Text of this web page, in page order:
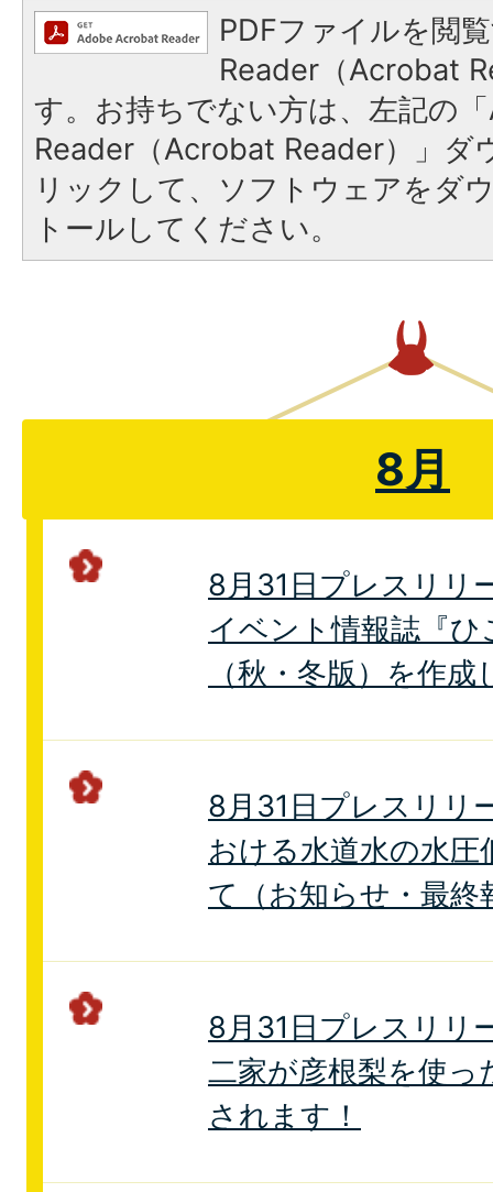
PDFファイルを閲
Reader（Acrobat
す。お持ちでない方は、左記の
Reader（Acrobat Reader）」ダ
リックして、ソフトウェアをダ
トールしてください。
8月
8月31日プレスリリ
イベント情報誌『
（秋・冬版）を作
8月31日プレスリリ
おける水道水の水
て（お知らせ・最終
8月31日プレスリリ
二家が彦根梨を使っ
されます！